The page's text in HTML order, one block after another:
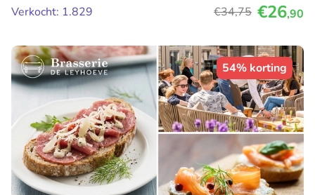
Verkocht: 1.829 €34,75 €26,90
54% korting